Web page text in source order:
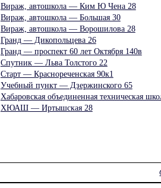
Вираж, автошкола — Ким Ю Чена 28
Вираж, автошкола — Большая 30
Вираж, автошкола — Ворошилова 28
Гранд — Дикопольцева 26
Гранд — проспект 60 лет Октября 140в
Спутник — Льва Толстого 22
Старт — Краснореченская 90к1
Учебный пункт — Дзержинского 65
Хабаровская объединенная техническая
ХЮАШ — Иртышская 28